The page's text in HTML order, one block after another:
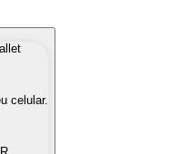
interesse de forma rápida
moeda fiduciária quando
celular.